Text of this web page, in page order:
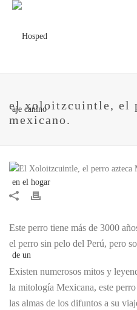
el xoloitzcuintle, el
mexicano.
Este perro tiene más de 3000
el perro sin pelo del Perú, pero
Existen numerosos mitos y
la mitología Mexicana, este
las almas de los difuntos a su